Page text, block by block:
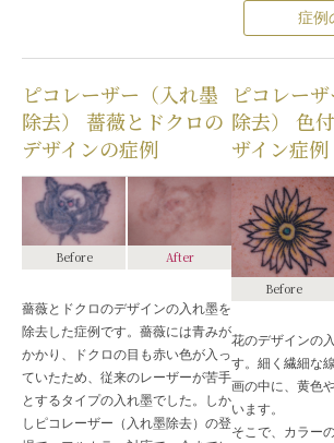
症例
ピコレーザー（入れ墨
除去） 薔薇とドクロの
デザインの症例
Before After
薔薇とドクロのデザインの入れ墨を
除去した症例です。薔薇には青みが
かかり、ドクロの目も赤い色が入っ
ていたため、従来のレーザーが苦手
とするタイプの入れ墨でした。しか
しピコレーザー（入れ墨除去）の登
ピコレー
除去） 色
ザイン症例
Before
花のデザインの
す。細く繊細な
画の中に、黄色
います。
そこで、カラー